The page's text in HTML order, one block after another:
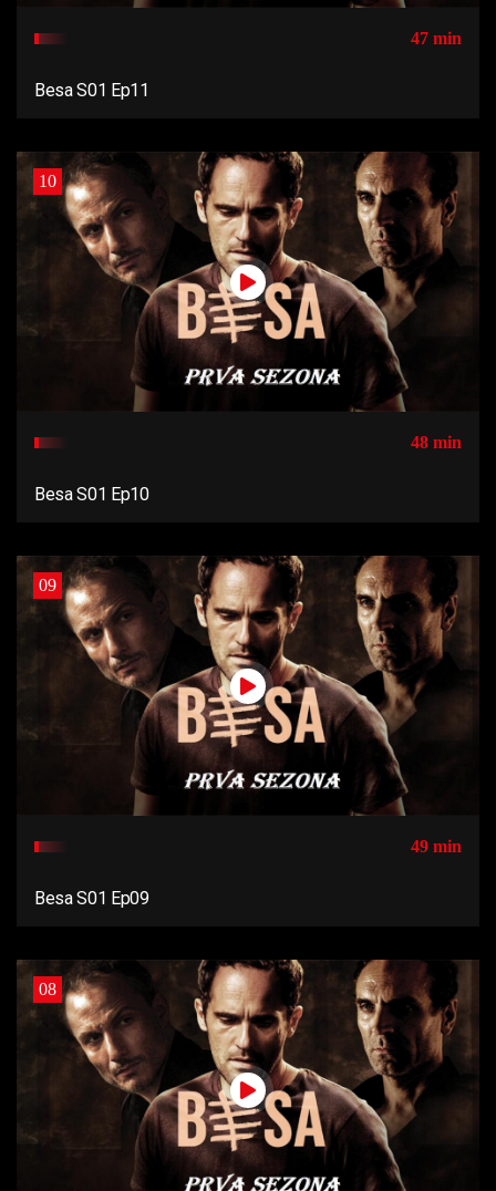
47 min
Besa S01 Ep11
10
48 min
Besa S01 Ep10
09
49 min
Besa S01 Ep09
08